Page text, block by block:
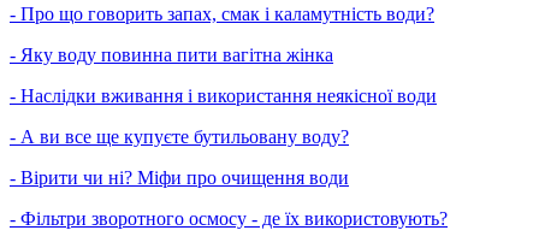
- Про що говорить запах, смак і каламутність води?
- Яку воду повинна пити вагітна жінка
- Наслідки вживання і використання неякісної води
- А ви все ще купуєте бутильовану воду?
- Вірити чи ні? Міфи про очищення води
- Фільтри зворотного осмосу - де їх використовують?